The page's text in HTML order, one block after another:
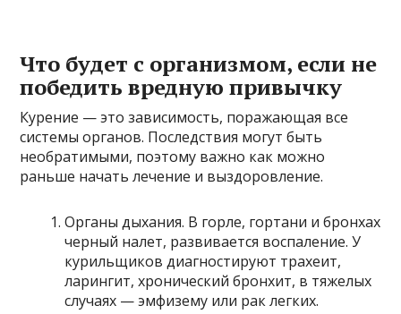
Что будет с организмом, если не
победить вредную привычку
Курение — это зависимость, поражающая все
системы органов. Последствия могут быть
необратимыми, поэтому важно как можно
раньше начать лечение и выздоровление.
Органы дыхания. В горле, гортани и бронхах
черный налет, развивается воспаление. У
курильщиков диагностируют трахеит,
ларингит, хронический бронхит, в тяжелых
случаях — эмфизему или рак легких.